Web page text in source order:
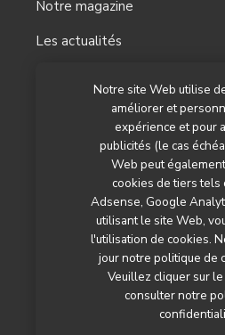
Notre site Web utilise
améliorer et
expérience et pour
publicités (le cas
Web peut
cookies de tiers tels
Adsense, Google
utilisant le site Web,
l'utilisation de cookies.
jour notre politique de
Veuillez cliquer sur
consulter notre
Notre magazine
Les actualités
Nos autres titres
Qui sommes-nous ?
Contactez-nous